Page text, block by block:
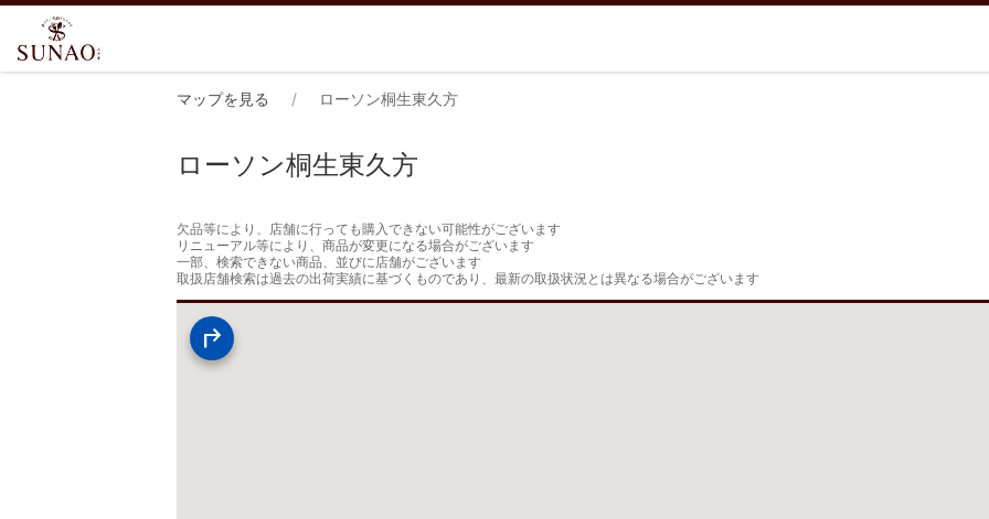
マップを見る ローソン桐生東久方
ローソン桐生東久方
欠品等により、店舗に行っても購入できない可能性がございます
リニューアル等により、商品が変更になる場合がございます
一部、検索できない商品、並びに店舗がございます
取扱店舗検索は過去の出荷実績に基づくものであり、最新の取扱状況とは異なる場合がございます